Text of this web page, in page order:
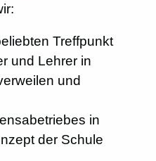
Treffpunkt
und Lehrer in
und
in
der Schule